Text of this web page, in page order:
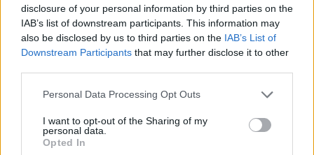
disclosure of your personal information by third parties on the
IAB’s list of downstream participants. This information may
also be disclosed by us to third parties on the IAB’s List of
Downstream Participants that may further disclose it to other
Personal Data Processing Opt Outs
I want to opt-out of the Sharing of my
personal data.
Opted In
TwitterMessengerWhatsApp
EmailCopy
Link
Print
Wersja do druku
EUCHARYSTIA NAJŚWIĘTSZY SAKRAMENT
SANKTUARIUM